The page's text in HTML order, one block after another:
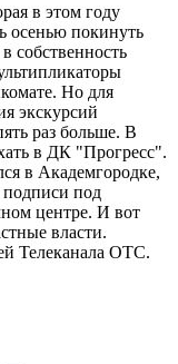
в этом году
осенью покинуть
собственность
Но для
экскурсий
раз больше. В
в ДК "Прогресс".
в Академгородке,
подписи под
центре. И вот
власти.
Телеканала ОТС.